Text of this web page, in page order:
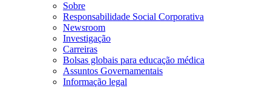
Sobre
Responsabilidade Social Corporativa
Newsroom
Investigação
Carreiras
Bolsas globais para educação médica
Assuntos Governamentais
Informação legal